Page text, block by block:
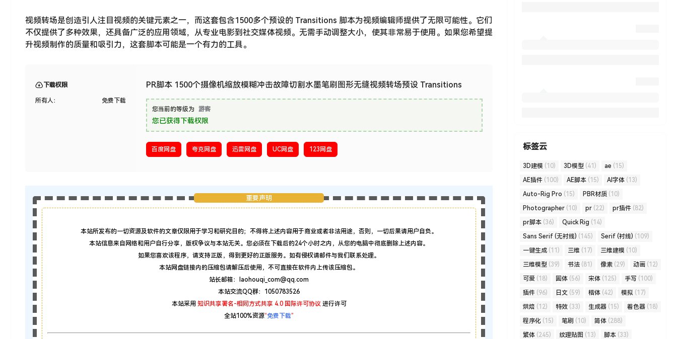
视频转场是创造引人注目视频的关键元素之一，而这套包含1500多个预设的 Transitions 脚本为视频编辑师提供了无限可能性。它们
不仅提供了多种效果，还具备广泛的应用领域，从专业电影到社交媒体视频。无需手动调整大小，使其非常易于使用。如果您希望提
升视频制作的质量和吸引力，这套脚本可能是一个有力的工具。
下载权限
所有人： 免费下载
PR脚本 1500个摄像机缩放模糊冲击故障切割水墨笔刷图形无缝视频转场预设 Transitions
您当前的等级为 游客
您已获得下载权限
百度网盘 夸克网盘 迅雷网盘 UC网盘 123网盘
重要声明
本站所发布的一切资源及软件的文章仅限用于学习和研究目的；不得将上述内容用于商业或者非法用途，否则，一切后果请用户自负。
本站信息来自网络和用户自行分享，版权争议与本站无关。您必须在下载后的24个小时之内，从您的电脑中彻底删除上述内容。
如果您喜欢该程序，请支持正版，得到更好的正版服务。如有侵权请邮件与我们联系处理。
本站网盘链接内的压缩包请解压后使用，不可直接在软件内上传该压缩包。
站长邮箱：laohouqi_com@qq.com
本站交流QQ群：1050783526
本站采用 知识共享署名-相同方式共享 4.0 国际许可协议 进行许可
全站100%资源“免费下载”
标签云
3D建模 (10) 3D模型 (41) ae (15)
AE插件 (100) AE脚本 (15) AI字体 (13)
Auto-Rig Pro (15) PBR材质 (10)
Photographer (10) pr (22) pr插件 (82)
pr脚本 (36) Quick Rig (14)
Sans Serif (无衬线) (145) Serif (衬线) (109)
一键生成 (11) 三维 (17) 三维建模 (10)
三维模型 (39) 书法 (81) 像素 (29) 动画 (12)
可爱 (18) 圆体 (56) 宋体 (125) 手写 (100)
插件 (96) 日文 (59) 楷体 (42) 模拟 (17)
烘焙 (12) 特效 (33) 生成器 (15) 着色器 (18)
程序化 (15) 笔刷 (10) 简体 (288)
繁体 (245) 纹理贴图 (13) 脚本 (33)